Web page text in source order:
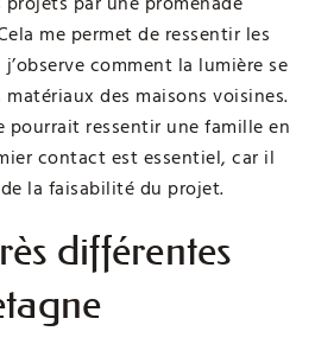
me permet de ressentir les
comment la lumière se
des maisons voisines.
pourrait ressentir une famille en
contact est essentiel, car il
la faisabilité du projet.
différentes